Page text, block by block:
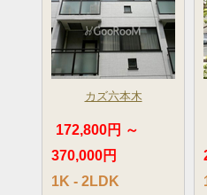
カズ六本木
172,800円 ～
370,000円
1K - 2LDK